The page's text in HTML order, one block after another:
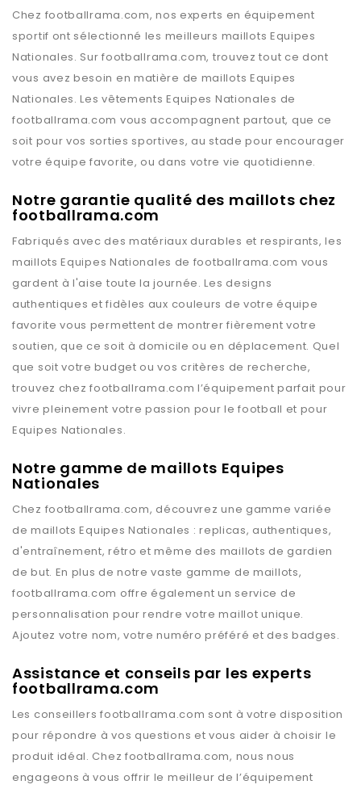
Chez footballrama.com, nos experts en équipement
sportif ont sélectionné les meilleurs maillots Equipes
Nationales. Surfootballrama.com, trouvez tout ce dont
vous avez besoin en matière de maillotsEquipes
Nationales. Les vêtementsEquipes Nationales de
footballrama.com vous accompagnent partout, que ce
soit pour vos sorties sportives, au stade pour encourager
votre équipe favorite, ou dans votre vie quotidienne.
Notre garantie qualité des maillots chez
footballrama.com
Fabriqués avec des matériaux durables et respirants, les
maillotsEquipes Nationales de footballrama.com vous
gardent à l'aise toute la journée. Les designs
authentiques et fidèles aux couleurs de votre équipe
favorite vous permettent de montrer fièrement votre
soutien, que ce soit à domicile ou en déplacement. Quel
que soit votre budget ou vos critères de recherche,
trouvez chezfootballrama.com l’équipement parfait pour
vivre pleinement votre passion pour le football et pour
Equipes Nationales.
Notre gamme de maillots Equipes
Nationales
Chez footballrama.com, découvrez une gamme variée
de maillotsEquipes Nationales : replicas, authentiques,
d'entraînement, rétro et même des maillots de gardien
de but. En plus de notre vaste gamme de maillots,
footballrama.com offre également un service de
personnalisation pour rendre votre maillot unique.
Ajoutez votre nom, votre numéro préféré et des badges.
Assistance et conseils par les experts
footballrama.com
Les conseillersfootballrama.com sont à votre disposition
pour répondre à vos questions et vous aider à choisir le
produit idéal. Chez footballrama.com, nous nous
engageons à vous offrir le meilleur de l’équipement